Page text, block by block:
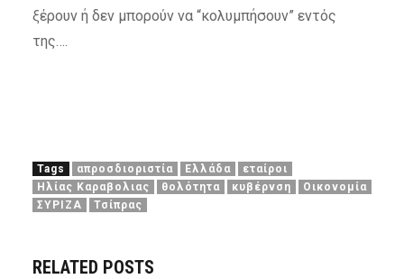
ξέρουν ή δεν μπορούν να “κολυμπήσουν” εντός
της….
Tags απροσδιοριστία Ελλάδα
εταίροι
Ηλίας Καραβολιας
θολότητα κυβέρνση
Οικονομία
ΣΥΡΙΖΑ
Τσίπρας
RELATED POSTS